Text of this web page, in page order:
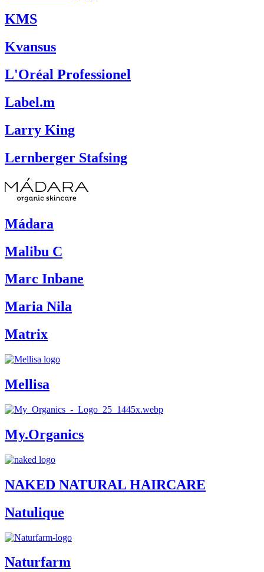
KMS
Kvansus
L'Oréal Professionel
Label.m
Larry King
Lernberger Stafsing
Mádara
Malibu C
Marc Inbane
Maria Nila
Matrix
Mellisa
My.Organics
NAKED NATURAL HAIRCARE
Natulique
Naturfarm